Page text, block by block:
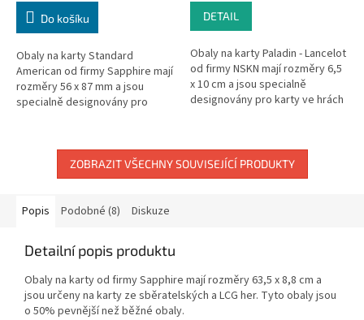
Do košíku
Obaly na karty Standard
American od firmy Sapphire mají
rozměry 56 x 87 mm a jsou
specialně designovány pro
například...
DETAIL
Obaly na karty Paladin - Lancelot
od firmy NSKN mají rozměry 6,5
x 10 cm a jsou specialně
designovány pro karty ve hrách
ZOBRAZIT VŠECHNY SOUVISEJÍCÍ PRODUKTY
Popis Podobné (8) Diskuze
Detailní popis produktu
Obaly na karty od firmy Sapphire mají rozměry 63,5 x 8,8 cm a
jsou určeny na karty ze sběratelských a LCG her. Tyto obaly jsou
o 50% pevnější než běžné obaly.